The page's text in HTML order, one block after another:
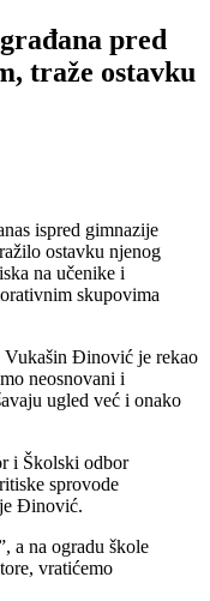
pred
traže ostavku
ispred gimnazije
ostavku njenog
na učenike i
skupovima
Vukašin Đinović je rekao
neosnovani i
ugled već i onako
i Školski odbor
sprovode
Đinović.
a na ogradu škole
vratićemo